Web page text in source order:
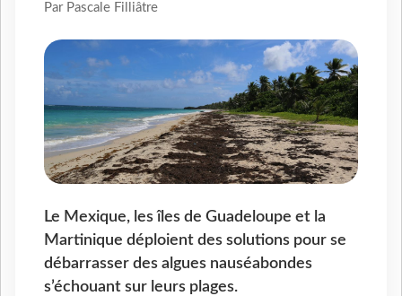
Par Pascale Filliâtre
Le Mexique, les îles de Guadeloupe et la
Martinique déploient des solutions pour se
débarrasser des algues nauséabondes
s’échouant sur leurs plages.